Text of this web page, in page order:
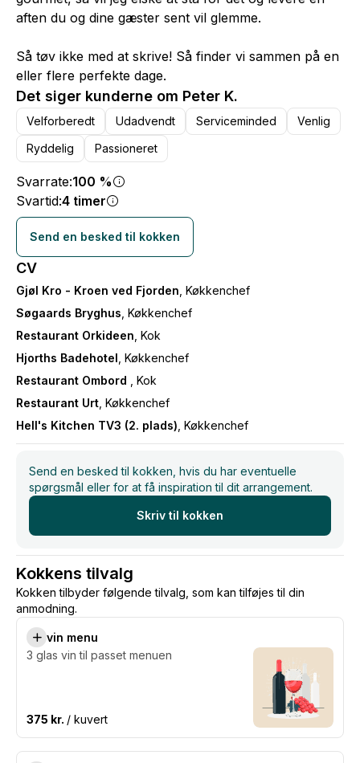
aften du og dine gæster sent vil glemme.
Så tøv ikke med at skrive! Så finder vi sammen på en
eller flere perfekte dage.
Det siger kunderne om Peter K.
Velforberedt Udadvendt Serviceminded
Venlig
Ryddelig
Passioneret
Svarrate:100 %
Svartid:4 timer
Send en besked til kokken
CV
Gjøl Kro - Kroen ved Fjorden , Køkkenchef
Søgaards Bryghus , Køkkenchef
Restaurant Orkideen , Kok
Hjorths Badehotel , Køkkenchef
Restaurant Ombord
, Kok
Restaurant Urt , Køkkenchef
Hell's Kitchen TV3 (2. plads) , Køkkenchef
Send en besked til kokken, hvis du har eventuelle
spørgsmål eller for at få inspiration til dit arrangement.
Skriv til kokken
Kokkens tilvalg
Kokken tilbyder følgende tilvalg, som kan tilføjes til din
anmodning.
vin menu
3 glas vin til passet menuen
375 kr. / kuvert